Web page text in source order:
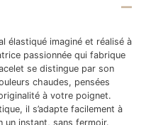
élastiqué imaginé et réalisé à
passionnée qui fabrique
se distingue par son
chaudes, pensées
à votre poignet.
il s’adapte facilement à
un instant, sans fermoir.